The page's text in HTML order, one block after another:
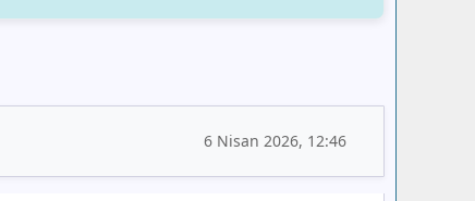
6 Nisan 2026, 12:46